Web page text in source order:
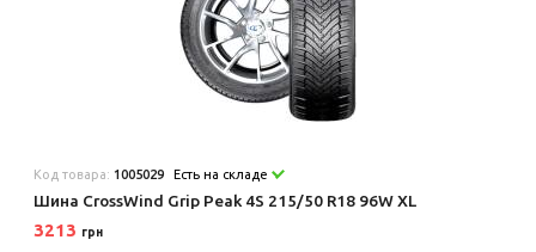
Код товара: 1005029 Есть на складе
Шина CrossWind Grip Peak 4S 215/50 R18 96W XL
3213 грн